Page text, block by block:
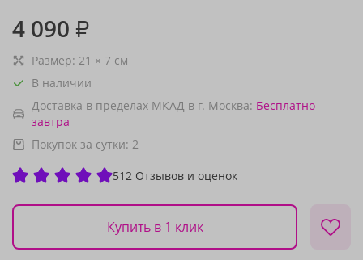
4 090 ₽
Размер: 21 × 7 см
В наличии
Доставка в пределах МКАД в г. Москва: Бесплатно
завтра
Покупок за сутки: 2
512 Отзывов и оценок
Купить в 1 клик